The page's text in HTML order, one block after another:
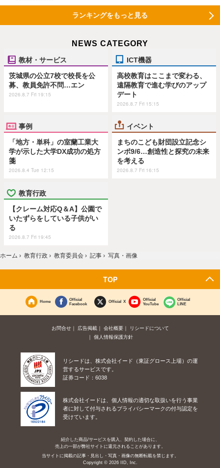
ランキングをもっと見る
NEWS CATEGORY
教材・サービス
茨城県の公立7校で校長を公
募、教員免許不問…エン
2026.8.7 Fri 19:15
ICT機器
高校教育はここまで変わる、
遠隔教育で進む学びのアップ
デート
2026.8.7 Fri 15:15
事例
「地方・単科」の室蘭工業大
学が示した大学DX成功の処方
箋
2026.8.4 Tue 12:15
イベント
まちのこども財団設立記念シ
ンポ9/6…創造性と探究の未来
を考える
2026.8.7 Fri 16:15
教育行政
【クレーム対応Q＆A】公園で
いたずらをしている子供がい
る
2026.8.7 Fri 19:45
ホーム › 教育行政 › 教育委員会 › 記事 › 写真・画像
TOP
Home
Official
Facebook
Official X
Official
YouTube
Official
LINE
お問合せ 広告掲載 会社概要
リシードについて
個人情報保護方針
リシードは、株式会社イード（東証グロース上場）の運
営するサービスです。
証券コード：6038
株式会社イードは、個人情報の適切な取扱いを行う事業
者に対して付与されるプライバシーマークの付与認定を
受けています。
紹介した商品/サービスを購入、契約した場合に、
売上の一部が弊社サイトに還元されることがあります。
当サイトに掲載の記事・見出し・写真・画像の無断転載を禁じます。
Copyright © 2026 IID, Inc.